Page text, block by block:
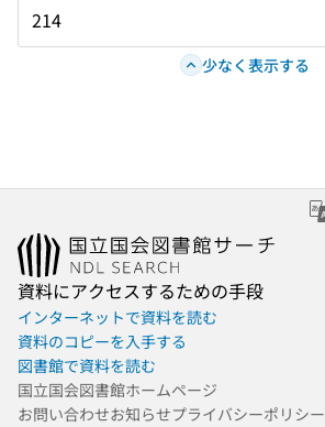
214
少なく表示する
資料にアクセスするための手段
インターネットで資料を読む
資料のコピーを入手する
図書館で資料を読む
国立国会図書館ホームページ
お問い合わせお知らせプライバシーポリシー